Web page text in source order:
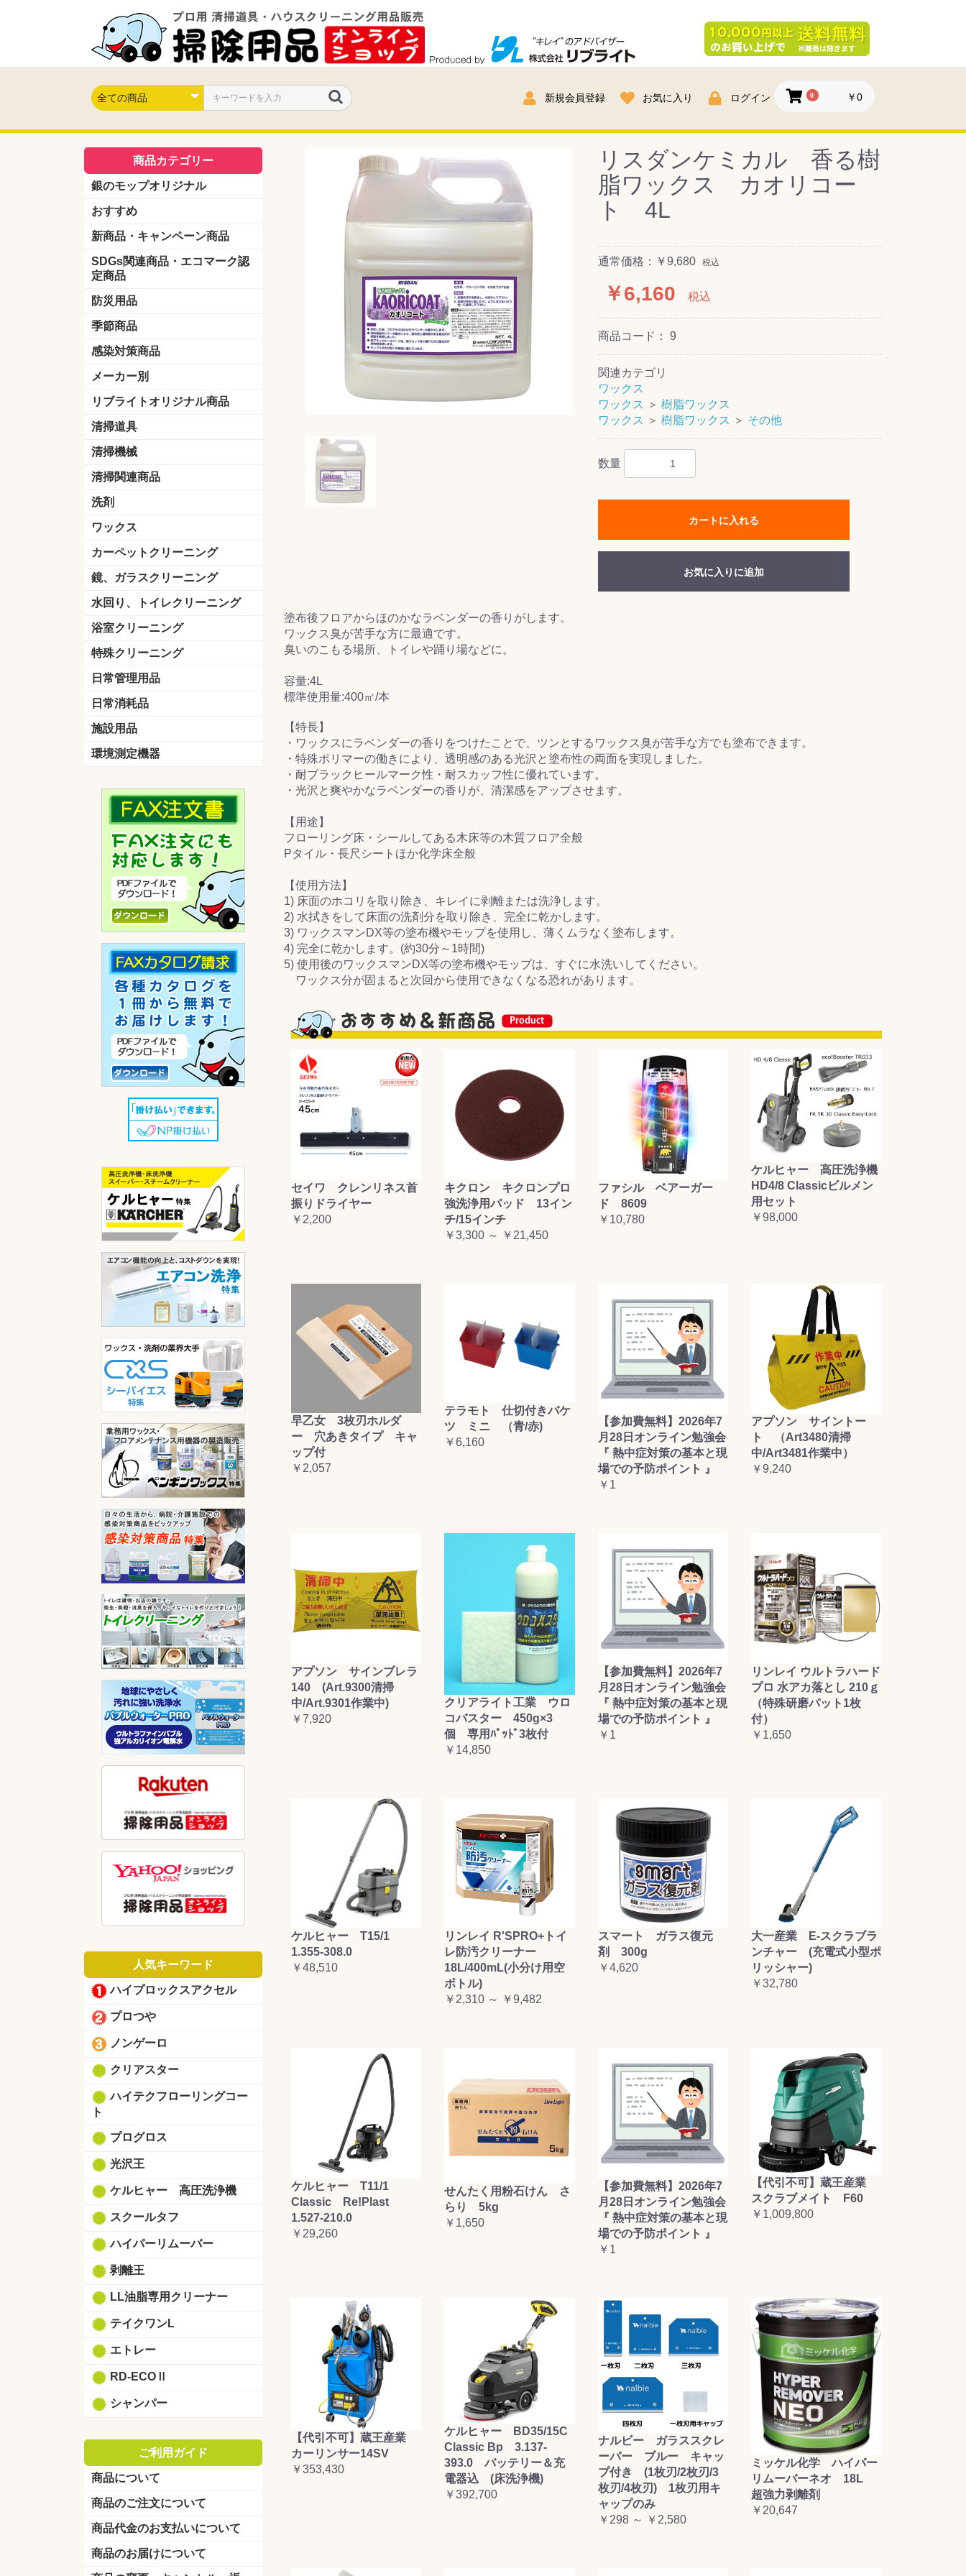
新規会員登録 お気に入り ログイン 0 ￥0
商品カテゴリー
銀のモップオリジナル
おすすめ
新商品・キャンペーン商品
キャンペーン商品
新製品
SDGs関連商品・エコマーク認
定商品
防災用品
季節商品
感染対策商品
おう吐物
除菌洗剤
うがい薬
マスク
手洗い石鹸
手指消毒
手袋
メーカー別
クオリティ
ニイタカ
シーバイエス 樹脂ワックス(一般製品)
ドライメンテナンス用樹
水性・半樹脂製品
ニュートラ フロアケアシ
天然石材用・テラゾー・
植物油用クリーナー
鉱物油用クリーナー
リンレイ
ペンギンワックス 水性・半樹脂製品
ドライメンテナンス用樹
横浜油脂工業
ミッケル化学（旧：スイショウ
ユシロ化学
コニシ
つやげん
ダイカ商事
スリーエムジャパン
山崎産業
テラモト
セイワ
エトレー
ラバーメイド
ジャパックス
日本サニパック
ケルヒャー
マキタ
ショーワグローブ
花王
サラヤ
アルボース
コスケム
ミヤキ
紺商
信徳ポミー
リブライトオリジナル商品
LLオレンジクリーナー
LL油脂専用クリーナー
LLワックスモップ
LL-21
マーベラスiL
清掃道具
ほうき
ちりとり
モップ及び関連品 ワンタッチ式モップ
水切りドライヤー
その他アタッチメント
(ワンタッチ式用)
モップ ワックス塗布
ハードフロア用ダストモップ
テラモト
その他
清掃機械
掃除機
ドライバキューム
アップライトバキューム
コードレスタイプ
高圧洗浄機
吸水機
カーペット用マシン
送風機
ポリッシャー スタンダード
ハンディポリッシャー
ポリッシャー・自動床洗浄機用
掃除機用紙パック
その他
清掃関連商品
ダストカート
台車
移動式バレット
脚立
モップハンガー
サインボード
光沢計
カーペット汚染度計
洗剤
床用表面洗浄剤
ハクリ剤
厨房用
工場用
石材用
サビ用
木材用
タイル用
外壁用
壁面用
手あか用
病院用
除菌用
ワックス
樹脂ワックス
半樹脂ワックス
フローリング用
病院用ワックス
中性ワックス
石材用
木床用
その他
カーペットクリーニング
洗剤
ブラシ
パット
その他
鏡、ガラスクリーニング
ガラスワイパー
シャンパー(ウオッシャー)
ガラススクイジー
ケレン
ツールホルダー
洗剤 うろこ取り
天井・高所作業
水回り、トイレクリーニング
洗剤
尿石除去剤
水アカ除去剤
排水管つまり除去剤
消臭・防臭剤
道具 ラバーカップ
水アカ除去
浴室クリーニング
洗剤
バスクリーナー
カビ取り剤
道具
特殊クリーニング
石材
エアコン
リンス&中和剤&前処理
洗浄ツール
洗浄シート
外壁
その他
日常管理用品
クリーナー
洗濯用洗剤
油汚れ落とし
サビ取り剤
タバコ専用消臭
日常消耗品
トイレットペーパー
ペーパータオル
便座除菌クリーナー
ポリ袋
施設用品
マット・他
ベンチ
灰皿
傘立
くず入れ
環境測定機器
人気キーワード
ハイプロックスアクセル
プロつや
ノンゲーロ
クリアスター
ハイテクフローリングコー
ト
プログロス
光沢王
ケルヒャー 高圧洗浄機
スクールタフ
ハイパーリムーバー
剥離王
LL油脂専用クリーナー
テイクワンL
エトレー
RD-ECOⅡ
シャンパー
ご利用ガイド
商品について
商品のご注文について
商品代金のお支払いについて
商品のお届けについて
リスダンケミカル 香る樹
脂ワックス カオリコー
ト 4L
通常価格：￥9,680 税込
￥6,160 税込
商品コード： 9
関連カテゴリ
ワックス
ワックス ＞ 樹脂ワックス
ワックス ＞ 樹脂ワックス ＞ その他
数量
カートに入れる
お買い物を続ける カートへ進む
お気に入りに追加
塗布後フロアからほのかなラベンダーの香りがします。
ワックス臭が苦手な方に最適です。
臭いのこもる場所、トイレや踊り場などに。
容量:4L
標準使用量:400㎡/本
【特長】
・ワックスにラベンダーの香りをつけたことで、ツンとするワックス臭が苦手な方でも塗布できます。
・特殊ポリマーの働きにより、透明感のある光沢と塗布性の両面を実現しました。
・耐ブラックヒールマーク性・耐スカッフ性に優れています。
・光沢と爽やかなラベンダーの香りが、清潔感をアップさせます。
【用途】
フローリング床・シールしてある木床等の木質フロア全般
Pタイル・長尺シートほか化学床全般
【使用方法】
1) 床面のホコリを取り除き、キレイに剥離または洗浄します。
2) 水拭きをして床面の洗剤分を取り除き、完全に乾かします。
3) ワックスマンDX等の塗布機やモップを使用し、薄くムラなく塗布します。
4) 完全に乾かします。(約30分～1時間)
5) 使用後のワックスマンDX等の塗布機やモップは、すぐに水洗いしてください。
ワックス分が固まると次回から使用できなくなる恐れがあります。
セイワ クレンリネス首
振りドライヤー
￥2,200
キクロン キクロンプロ
強洗浄用パッド 13イン
チ/15インチ
￥3,300 ～ ￥21,450
ファシル ベアーガー
ド 8609
￥10,780
ケルヒャー 高圧洗浄機
HD4/8 Classicビルメン
用セット
￥98,000
早乙女 3枚刃ホルダ
ー 穴あきタイプ キャ
ップ付
￥2,057
テラモト 仕切付きバケ
ツ ミニ （青/赤)
￥6,160
【参加費無料】2026年7
月28日オンライン勉強会
『 熱中症対策の基本と現
場での予防ポイント 』
￥1
アプソン サイントー
ト （Art3480清掃
中/Art3481作業中）
￥9,240
アプソン サインブレラ
140 (Art.9300清掃
中/Art.9301作業中)
￥7,920
クリアライト工業 ウロ
コバスター 450g×3
個 専用ﾊﾟｯﾄﾞ3枚付
￥14,850
【参加費無料】2026年7
月28日オンライン勉強会
『 熱中症対策の基本と現
場での予防ポイント 』
￥1
リンレイ ウルトラハード
プロ 水アカ落とし 210ｇ
（特殊研磨パット1枚
付）
￥1,650
ケルヒャー T15/1
1.355-308.0
￥48,510
リンレイ R'SPRO+トイ
レ防汚クリーナー
18L/400mL(小分け用空
ボトル)
￥2,310 ～ ￥9,482
スマート ガラス復元
剤 300g
￥4,620
大一産業 E-スクラブラ
ンチャー (充電式小型ポ
リッシャー)
￥32,780
ケルヒャー T11/1
Classic Re!Plast
1.527-210.0
￥29,260
せんたく用粉石けん さ
らり 5kg
￥1,650
【参加費無料】2026年7
月28日オンライン勉強会
『 熱中症対策の基本と現
場での予防ポイント 』
￥1
【代引不可】蔵王産業
スクラブメイト F60
￥1,009,800
【代引不可】蔵王産業
カーリンサー14SV
￥353,430
ケルヒャー BD35/15C
Classic Bp 3.137-
393.0 バッテリー＆充
電器込 (床洗浄機)
￥392,700
ナルビー ガラススクレ
ーパー ブルー キャッ
プ付き (1枚刃/2枚刃/3
枚刃/4枚刃) 1枚刃用キ
ャップのみ
￥298 ～ ￥2,580
ミッケル化学 ハイパー
リムーバーネオ 18L
超強力剥離剤
￥20,647